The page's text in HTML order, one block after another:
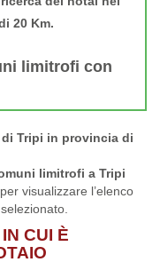
20 Km.
limitrofi con
Tripi in provincia di
limitrofi a Tripi
visualizzare l’elenco
CUI È